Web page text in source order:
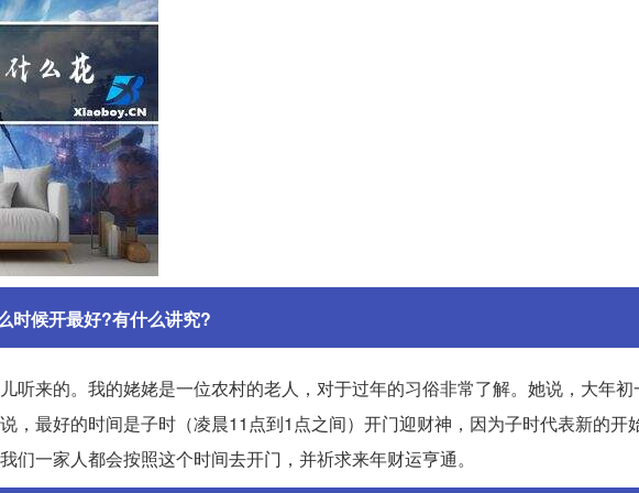
时候开最好?有什么讲究?
听来的。我的姥姥是一位农村的老人，对于过年的习俗非常了解。她说，大年
，最好的时间是子时（凌晨11点到1点之间）开门迎财神，因为子时代表新的开
们一家人都会按照这个时间去开门，并祈求来年财运亨通。